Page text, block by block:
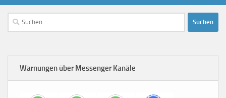
Suchen
nach:
Warnungen über Messenger Kanäle